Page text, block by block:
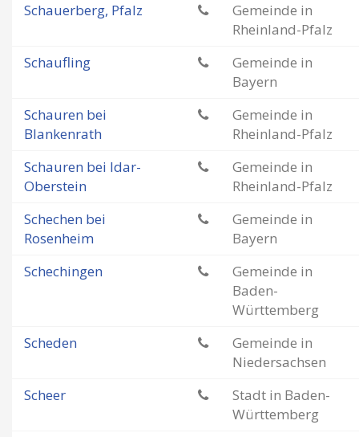
Schauerberg, Pfalz
Gemeinde in
Rheinland-Pfalz
Schaufling
Gemeinde in
Bayern
Schauren bei
Blankenrath
Gemeinde in
Rheinland-Pfalz
Schauren bei Idar-
Oberstein
Gemeinde in
Rheinland-Pfalz
Schechen bei
Rosenheim
Gemeinde in
Bayern
Schechingen
Gemeinde in
Baden-
Württemberg
Scheden
Gemeinde in
Niedersachsen
Scheer
Stadt in Baden-
Württemberg